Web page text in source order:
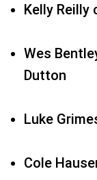
Kelly Reilly
Wes
Dutton
Luke
Cole